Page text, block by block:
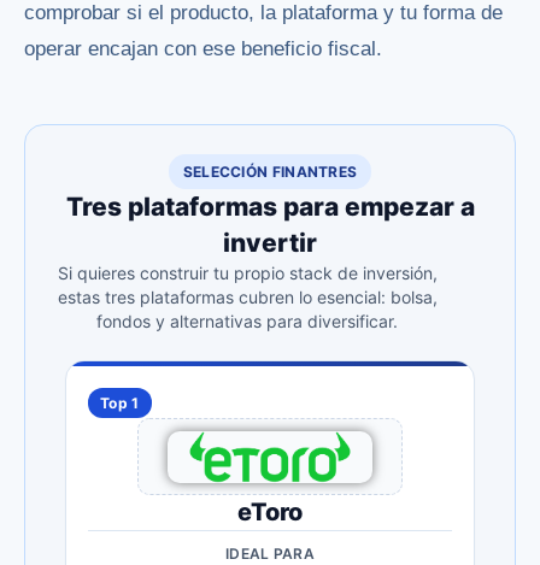
comprobar si el producto, la plataforma y tu forma de
operar encajan con ese beneficio fiscal.
SELECCIÓN FINANTRES
Tres plataformas para empezar a
invertir
Si quieres construir tu propio stack de inversión,
estas tres plataformas cubren lo esencial: bolsa,
fondos y alternativas para diversificar.
Top 1
eToro
IDEAL PARA